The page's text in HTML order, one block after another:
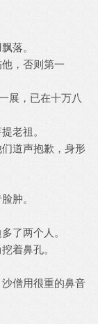
落。
，否则第一
展，已在十万八
老祖。
道声抱歉，身形
脸肿。
了两个人。
着鼻孔。
僧用很重的鼻音